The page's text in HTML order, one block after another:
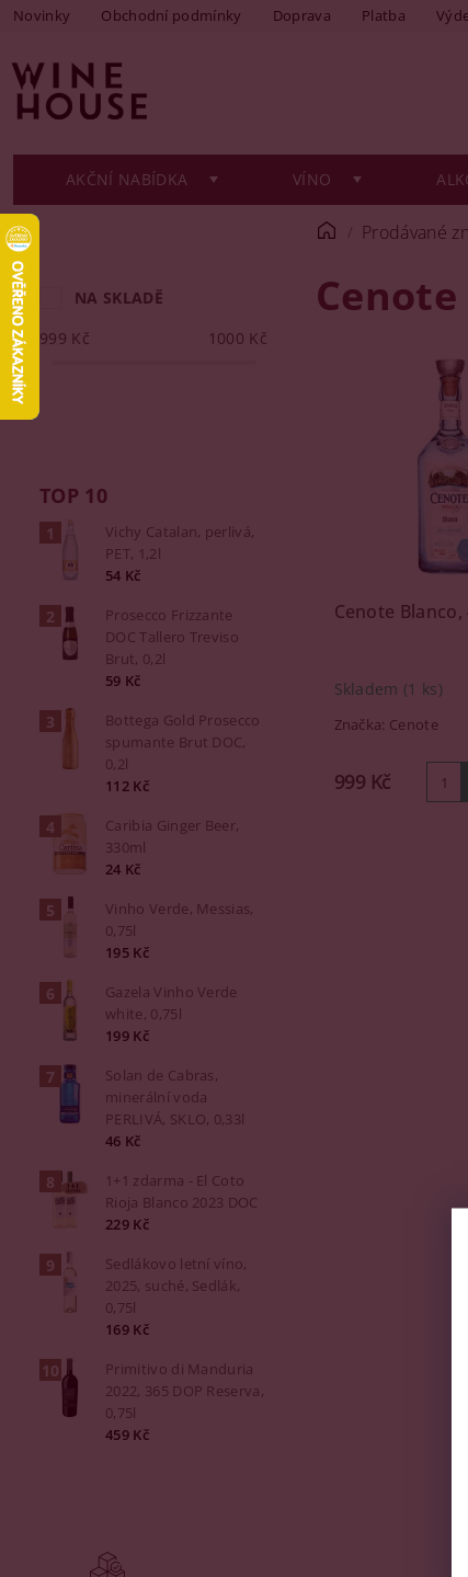
Novinky Obchodní podmínky Doprava Platba
AKČNÍ NABÍDKA VÍNO
NA SKLADĚ
999 Kč 1000 Kč
TOP 10
Vichy Catalan, perlivá,
PET, 1,2l
54 Kč
Prosecco Frizzante
DOC Tallero Treviso
Brut, 0,2l
59 Kč
Bottega Gold Prosecco
spumante Brut DOC,
0,2l
112 Kč
Caribia Ginger Beer,
330ml
24 Kč
Vinho Verde, Messias,
0,75l
195 Kč
Gazela Vinho Verde
white, 0,75l
199 Kč
Solan de Cabras,
minerální voda
PERLIVÁ, SKLO, 0,33l
46 Kč
1+1 zdarma - El Coto
Rioja Blanco 2023 DOC
229 Kč
Sedlákovo letní víno,
2025, suché, Sedlák,
0,75l
169 Kč
Primitivo di Manduria
2022, 365 DOP Reserva,
0,75l
459 Kč
Prodávané
Cenote
Cenote Blanco,
Skladem (1 ks)
Značka: Cenote
999 Kč